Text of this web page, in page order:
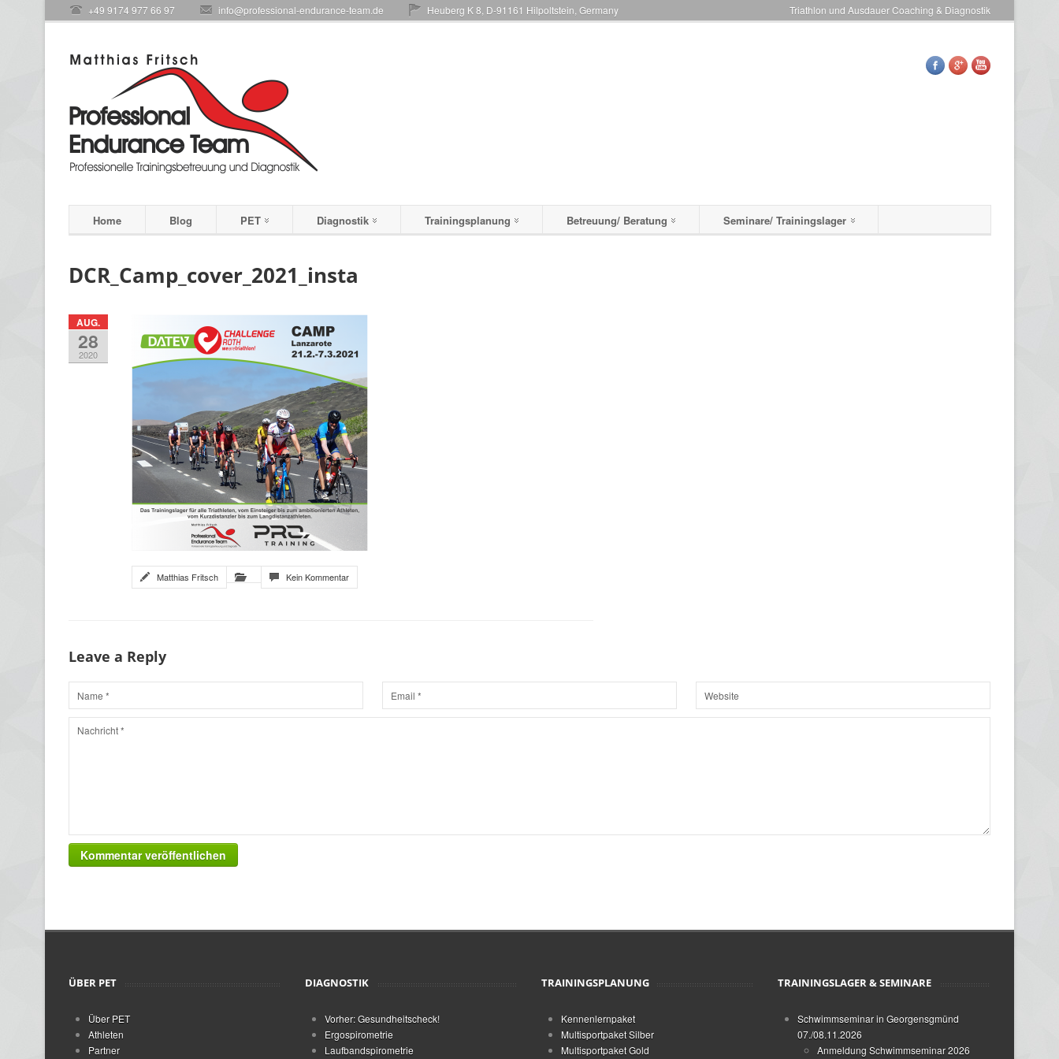
+49 9174 977 66 97 info@professional-endurance-team.de Heuberg K 8, D-91161 Hilpoltstein, Germany Triathlon und Ausdauer Coaching & Diagnostik
Home Blog PET Diagnostik Trainingsplanung Betreuung/ Beratung Seminare/ Trainingslager
DCR_Camp_cover_2021_insta
AUG.
28
2020
Matthias Fritsch Kein Kommentar
Leave a Reply
Kommentar veröffentlichen
ÜBER PET
Über PET
Athleten
Partner
DIAGNOSTIK
Vorher: Gesundheitscheck!
Ergospirometrie
Laufbandspirometrie
TRAININGSPLANUNG
Kennenlernpaket
Multisportpaket Silber
Multisportpaket Gold
TRAININGSLAGER & SEMINARE
Schwimmseminar in Georgensgmünd
07./08.11.2026
Anmeldung Schwimmseminar 2026